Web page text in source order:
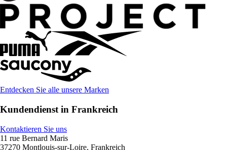
Entdecken Sie alle unsere Marken
Kundendienst in Frankreich
Kontaktieren Sie uns
11 rue Bernard Maris
37270 Montlouis-sur-Loire, Frankreich